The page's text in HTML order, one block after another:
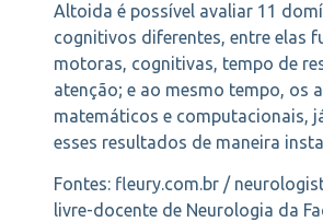
Altoida é possível avaliar 11
cognitivos diferentes, entre elas
motoras, cognitivas, tempo de
atenção; e ao mesmo tempo, os
matemáticos e computacionais,
esses resultados de maneira
Fontes: fleury.com.br /
livre-docente de Neurologia da